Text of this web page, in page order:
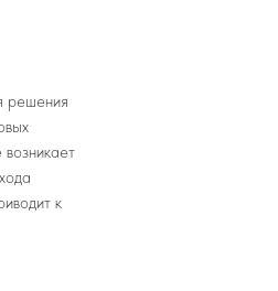
решения
к